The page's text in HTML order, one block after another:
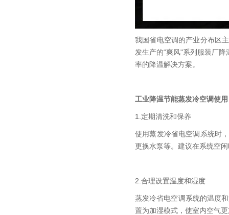
我国省电空调的产业分布区
发生产的“爽风"系列服装厂
率的降温解决方案。
工业降温节能蒸发冷空调使
1.定期清洗和保养
使用蒸发冷省电空调系统时
更换水泵等。建议在系统空
2.合理设置温度和湿度
蒸发冷省电空调系统的温度
置为加湿模式，使室内空气